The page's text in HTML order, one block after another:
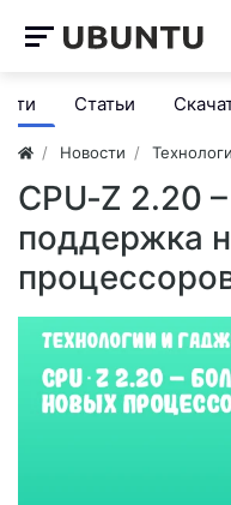
Статьи
Новости
CPU‑Z 2.20
поддержка